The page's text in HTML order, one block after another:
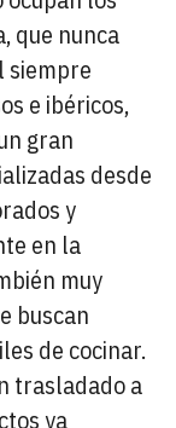
que nunca
siempre
e ibéricos,
gran
desde
y
en la
muy
buscan
de cocinar.
trasladado a
ya